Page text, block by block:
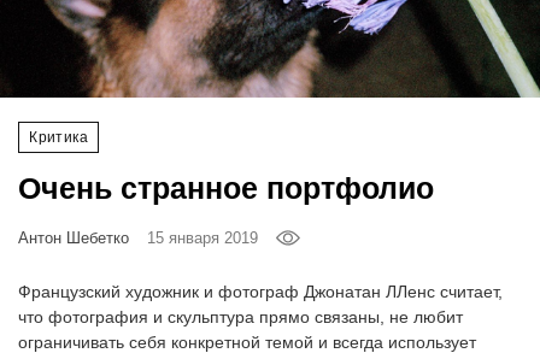
Критика
Очень странное портфолио
Антон Шебетко 15 января 2019
Французский художник и фотограф Джонатан ЛЛенс считает,
что фотография и скульптура прямо связаны, не любит
ограничивать себя конкретной темой и всегда использует